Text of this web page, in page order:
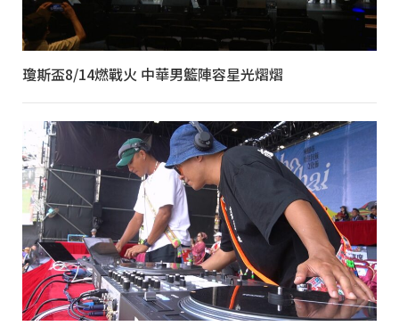
瓊斯盃8/14燃戰火 中華男籃陣容星光熠熠